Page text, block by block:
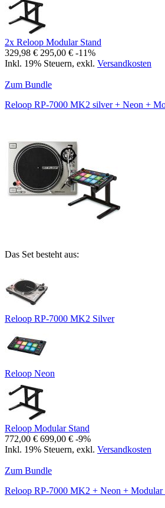
2x Reloop Modular Stand
329,98 € 295,00 € -11%
Inkl. 19% Steuern, exkl. Versandkosten
Zum Bundle
Reloop RP-7000 MK2 silver + Neon +
Das Set besteht aus:
Reloop RP-7000 MK2 Silver
Reloop Neon
Reloop Modular Stand
772,00 € 699,00 € -9%
Inkl. 19% Steuern, exkl. Versandkosten
Zum Bundle
Reloop RP-7000 MK2 + Neon + Modular